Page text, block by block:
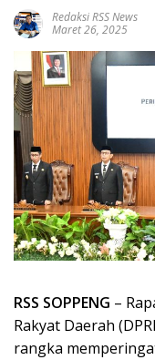
Redaksi RSS News
Maret 26, 2025
RSS SOPPENG –
Rakyat Daerah
rangka